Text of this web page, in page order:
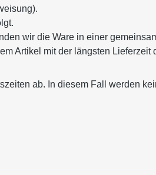
wir die Ware in einer
Artikel mit der längsten Lieferzeit
ab. In diesem Fall werden